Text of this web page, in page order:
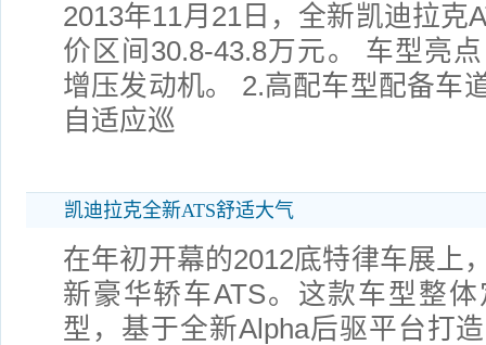
2013年11月21日，全新凯迪拉克
价区间30.8-43.8万元。 车型亮
增压发动机。 2.高配车型配备车
自适应巡
凯迪拉克全新ATS舒适大气
在年初开幕的2012底特律车展上
新豪华轿车ATS。这款车型整
型，基于全新Alpha后驱平台打